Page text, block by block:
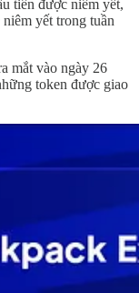
tiên được niêm yết,
yết trong tuần
mắt vào ngày 26
token được giao